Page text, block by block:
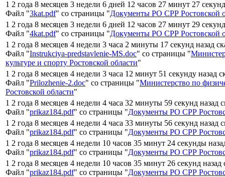
1 2 года 8 месяцев 3 недели 6 дней 12 часов 27 минут 27
Файл "3kat.pdf" со страницы "Документы РО СРР Ростовской
1 2 года 8 месяцев 3 недели 6 дней 12 часов 27 минут 29
Файл "4kat.pdf" со страницы "Документы РО СРР Ростовской
1 2 года 8 месяцев 4 недели 3 часа 2 минуты 17 секунд назад
Файл "Instrukciya-predstavlenie-MS.doc" со страницы "
культуре и спорту Ростовской области"
1 2 года 8 месяцев 4 недели 3 часа 12 минут 51 секунду назад
Файл "Prilozhenie-2.doc" со страницы "Министерство по
Ростовской области"
1 2 года 8 месяцев 4 недели 4 часа 32 минуты 59 секунд назад
Файл "prikaz184.pdf" со страницы "Документы РО СРР
1 2 года 8 месяцев 4 недели 4 часа 33 минуты 56 секунд назад
Файл "prikaz184.pdf" со страницы "Документы РО СРР
1 2 года 8 месяцев 4 недели 10 часов 35 минут 24 секунды
Файл "prikaz184.pdf" со страницы "Документы РО СРР
1 2 года 8 месяцев 4 недели 10 часов 35 минут 26 секунд назад
Файл "prikaz184.pdf" со страницы "Документы РО СРР